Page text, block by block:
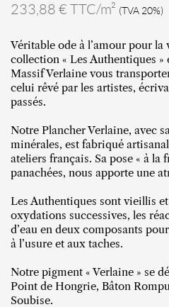
233,88 € TTC/m² (TVA 20%)
Véritable ode à l’amour pour
collection « Les Authentiques
Massif Verlaine vous
celui rêvé par les artistes,
passés.
Notre Plancher Verlaine, avec
minérales, est fabriqué
ateliers français. Sa pose « à la
panachées, nous apporte une
Les Authentiques sont vieillis
oxydations successives, les
d’eau en deux composants
à l’usure et aux taches.
Notre pigment « Verlaine » se
Point de Hongrie, Bâton
Soubise.